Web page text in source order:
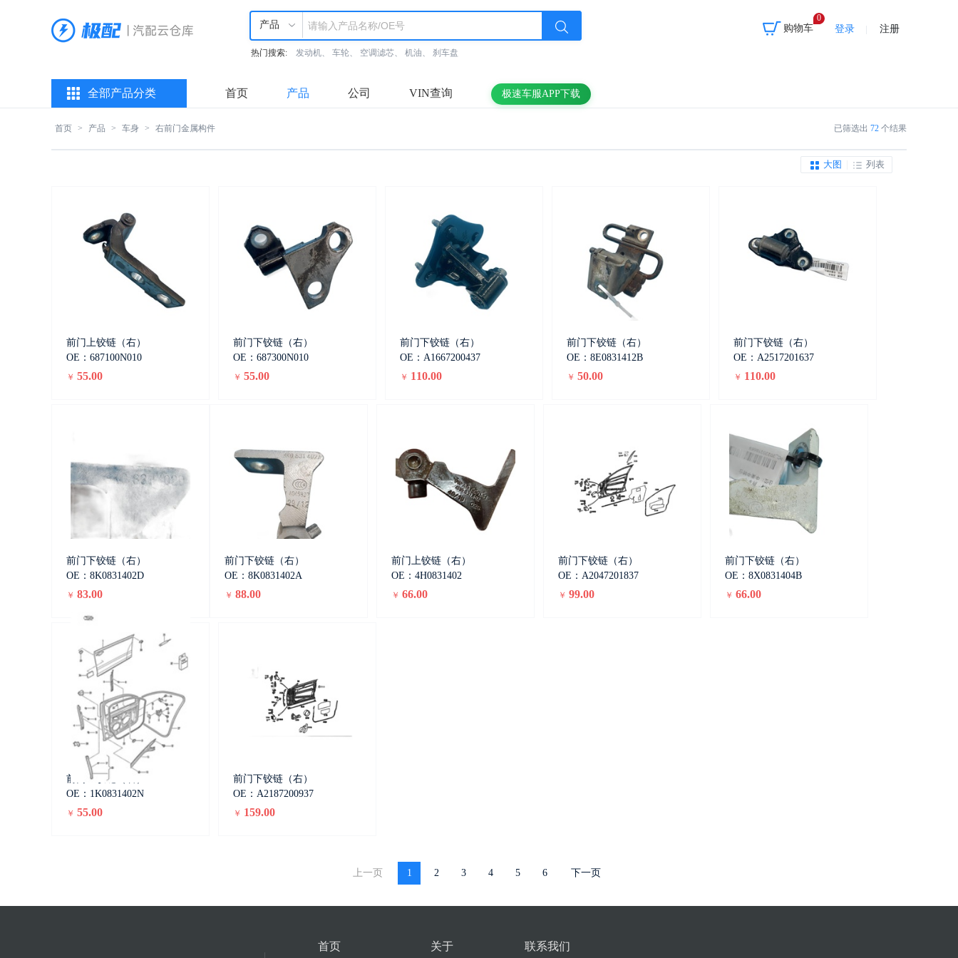
产品
热门搜索: 发动机、 车轮、 空调滤芯、 机油、 刹车盘
登录 注册
购物车
0
全部产品分类 首页 产品 公司 VIN查询 极速车服APP下载
首页 > 产品 > 车身 > 右前门金属构件 已筛选出 72 个结果
大图 列表
前门上铰链（右）
OE：687100N010
￥ 55.00
前门下铰链（右）
OE：687300N010
￥ 55.00
前门下铰链（右）
OE：A1667200437
￥ 110.00
前门下铰链（右）
OE：8E0831412B
￥ 50.00
前门下铰链（右）
OE：A2517201637
￥ 110.00
前门下铰链（右）
OE：8K0831402D
￥ 83.00
前门下铰链（右）
OE：8K0831402A
￥ 88.00
前门上铰链（右）
OE：4H0831402
￥ 66.00
前门下铰链（右）
OE：A2047201837
￥ 99.00
前门下铰链（右）
OE：8X0831404B
￥ 66.00
前门上铰链（右）
OE：1K0831402N
￥ 55.00
前门下铰链（右）
OE：A2187200937
￥ 159.00
上一页 1 2 3 4 5 6 下一页
首页 关于 联系我们